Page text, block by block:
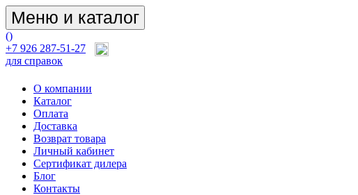
Меню и каталог
()
+7 926 287-51-27
для справок
О компании
Каталог
Оплата
Доставка
Возврат товара
Личный кабинет
Сертификат дилера
Блог
Контакты